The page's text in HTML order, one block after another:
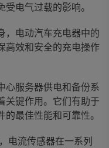
电气过载的影响。
，电动汽车充电器中的
高效和安全的充电操作
心服务器供电和备份系
关键作用。它们有助于
最佳性能和可靠性。
电流传感器在一系列